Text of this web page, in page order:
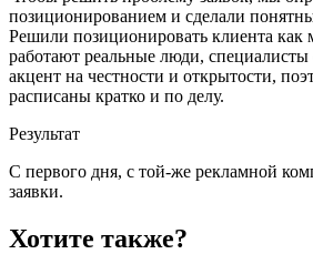
позиционированием и сделали
Решили позиционировать клиента как
работают реальные люди, специалисты
акцент на честности и открытости,
расписаны кратко и по делу.
Результат
С первого дня, с той-же рекламной
заявки.
Хотите также?